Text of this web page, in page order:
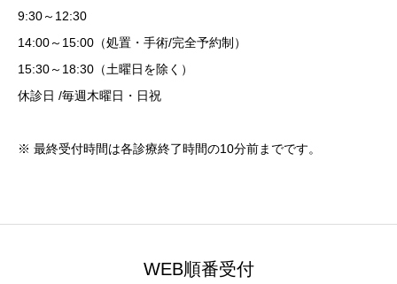
9:30～12:30
14:00～15:00（処置・手術/完全予約制）
15:30～18:30（土曜日を除く）
休診日 /毎週木曜日・日祝
※ 最終受付時間は各診療終了時間の10分前までです。
WEB順番受付